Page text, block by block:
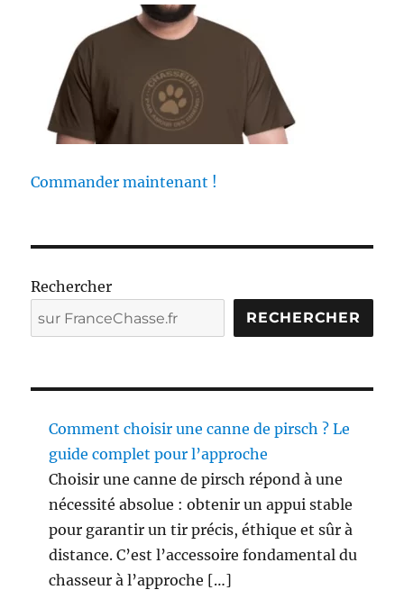
Commander maintenant !
Rechercher
RECHERCHER
Comment choisir une canne de pirsch ? Le
guide complet pour l’approche
Choisir une canne de pirsch répond à une
nécessité absolue : obtenir un appui stable
pour garantir un tir précis, éthique et sûr à
distance. C’est l’accessoire fondamental du
chasseur à l’approche […]